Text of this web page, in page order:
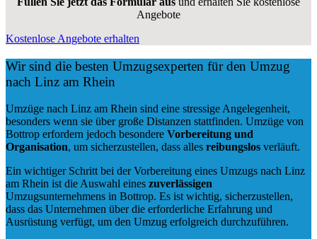
Angebote
Kostenlose Angebote erhalten
Wir sind die besten Umzugsexperten für den Umzug
nach Linz am Rhein
Umzüge nach Linz am Rhein sind eine stressige Angelegenheit,
besonders wenn sie über große Distanzen stattfinden. Umzüge von
Bottrop erfordern jedoch besondere Vorbereitung und
Organisation, um sicherzustellen, dass alles reibungslos verläuft.
Ein wichtiger Schritt bei der Vorbereitung eines Umzugs nach Linz
am Rhein ist die Auswahl eines zuverlässigen
Umzugsunternehmens in Bottrop. Es ist wichtig, sicherzustellen,
dass das Unternehmen über die erforderliche Erfahrung und
Ausrüstung verfügt, um den Umzug erfolgreich durchzuführen.